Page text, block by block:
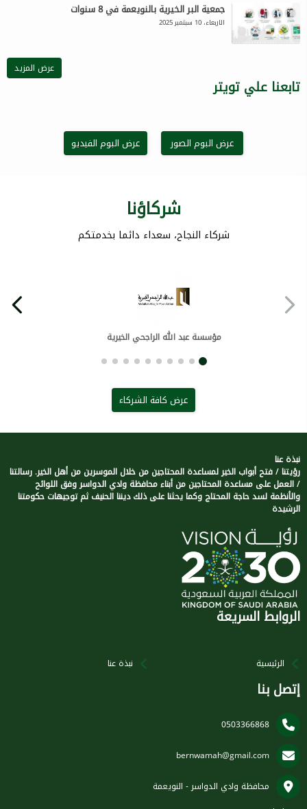
جمعية البر الخيرية بالنويعمة في 8 سنوات
الاربعاء، 10 سبتمبر 2025
عرض المزيد
تابعنا علي تويتر
عرض البوم الصور عرض البوم الفيديو
شركاؤنا
شركاء النجاح، سعداء دائما بخدمتكم
مؤسسة عبد الله الراجحي الخيرية
عرض كافة الشركاء
نبذة عنا
رؤيتنا / فتح أبواب الخير لمساعدة المحتاجين من خلال الموسرين من أهل الخير. رسالتنا
/ العمل على مساعدة المحتاجين من أبناء محافظة وادي الدواسر وفق اللوائح
والأنظمة لسد حاجة المحتاج وكما يحثنا على ذلك ديننا الحنيف ثم توجيهات حكومتنا
الرشيدة
الروابط السريعة
الرئيسية نبذة عنا
إتصل بنا
0503366868
bernwamah@gmail.com
محافظة وادي الدواسر - النويعمة